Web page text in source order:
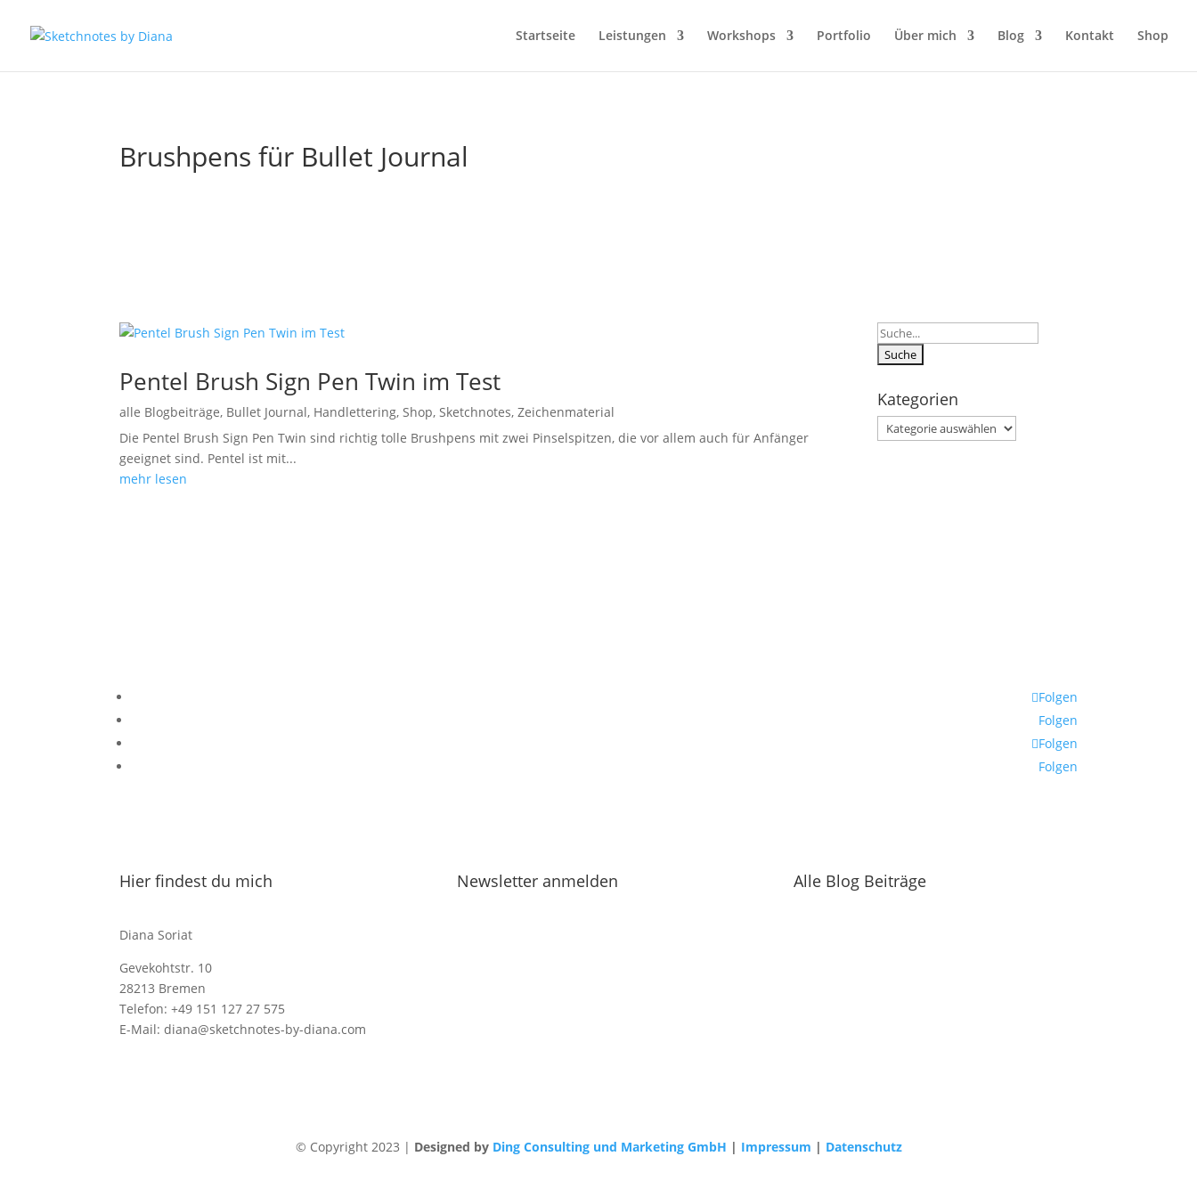
Startseite Leistungen Workshops Portfolio Über mich Blog Kontakt Shop
Brushpens für Bullet Journal
Pentel Brush Sign Pen Twin im Test
alle Blogbeiträge, Bullet Journal, Handlettering,Shop,Sketchnotes,Zeichenmaterial
Die Pentel Brush Sign Pen Twin sind richtig tolle Brushpens mit zwei Pinselspitzen, die vor allem auch für Anfänger
geeignet sind. Pentel ist mit...
mehr lesen
Suchen
nach:
Kategorien
Kategorien
Folgen
Folgen
Folgen
Folgen
Hier findest du mich
Diana Soriat
Gevekohtstr. 10
28213 Bremen
Telefon: +49 151 127 27 575
E-Mail: diana@sketchnotes-by-diana.com
Newsletter anmelden Alle Blog Beiträge
© Copyright 2023 | Designed by Ding Consulting und Marketing GmbH | Impressum | Datenschutz